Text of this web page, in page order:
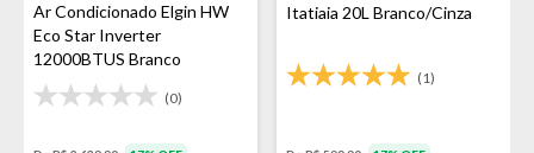
Ar Condicionado Elgin HW
Eco Star Inverter
12000BTUS Branco
(0)
Itatiaia 20L Branco/Cinza
(1)